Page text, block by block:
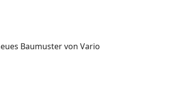
Baumuster von Vario